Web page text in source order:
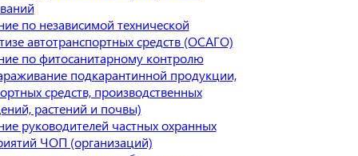
по независимой технической
автотранспортных средств (ОСАГО)
по фитосанитарному контролю
подкарантинной продукции,
средств, производственных
растений и почвы)
руководителей частных охранных
ЧОП (организаций)